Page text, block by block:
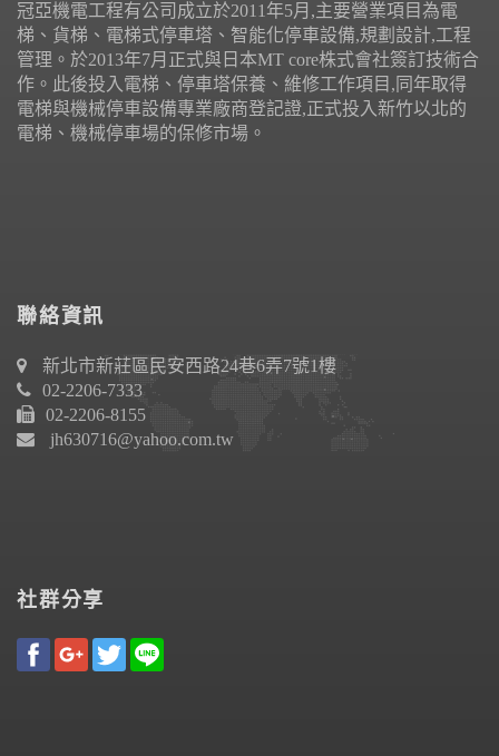
冠亞機電工程有公司成立於2011年5月,主要營業項目為電
梯、貨梯、電梯式停車塔、智能化停車設備,規劃設計,工程
管理。於2013年7月正式與日本MT core株式會社簽訂技術合
作。此後投入電梯、停車塔保養、維修工作項目,同年取得
電梯與機械停車設備專業廠商登記證,正式投入新竹以北的
電梯、機械停車場的保修市場。
聯絡資訊
新北市新莊區民安西路24巷6弄7號1樓
02-2206-7333
02-2206-8155
jh630716@yahoo.com.tw
社群分享